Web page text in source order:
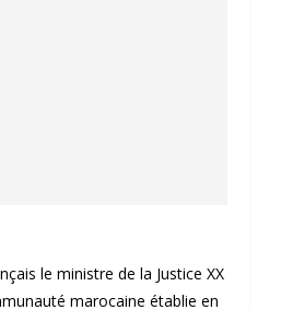
le ministre de la Justice XX
marocaine établie en